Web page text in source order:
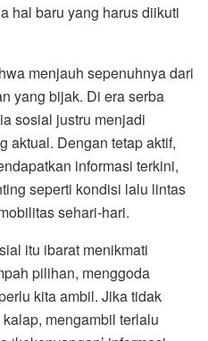
hal baru yang harus diikuti
menjauh sepenuhnya dari
yang bijak. Di era serba
sosial justru menjadi
aktual. Dengan tetap aktif,
informasi terkini,
seperti kondisi lalu lintas
sehari-hari.
itu ibarat menikmati
pilihan, menggoda
kita ambil. Jika tidak
mengambil terlalu